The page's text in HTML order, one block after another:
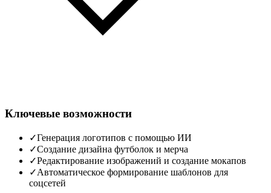
Ключевые возможности
✓Генерация логотипов с помощью ИИ
✓Создание дизайна футболок и мерча
✓Редактирование изображений и создание мокапов
✓Автоматическое формирование шаблонов для
соцсетей